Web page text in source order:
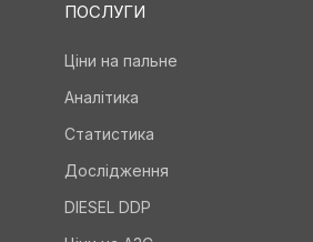
ПОСЛУГИ
Ціни на пальне
Аналітика
Статистика
Дослідження
DIESEL DDP